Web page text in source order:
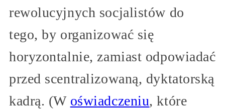
rewolucyjnych socjalistów do
tego, by organizować się
horyzontalnie, zamiast odpowiadać
przed scentralizowaną, dyktatorską
kadrą. (W oświadczeniu, które